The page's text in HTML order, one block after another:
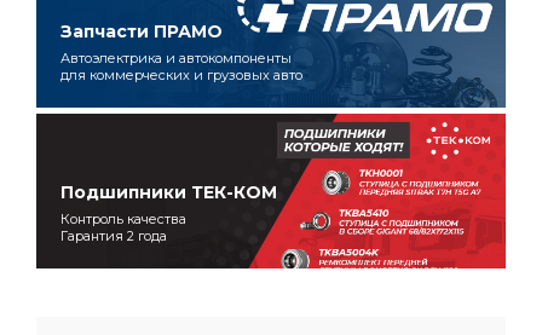
Запчасти ПРАМО
Автоэлектрика и автокомпоненты
для коммерческих и грузовых авто
Подшипники ТЕК-КОМ
Контроль качества
Гарантия 2 года